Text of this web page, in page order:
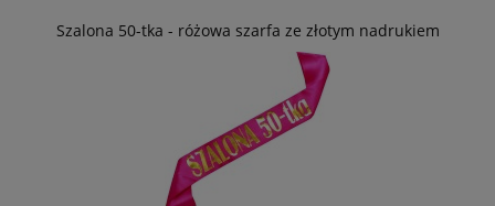
Szalona 50-tka - różowa szarfa ze złotym nadrukiem